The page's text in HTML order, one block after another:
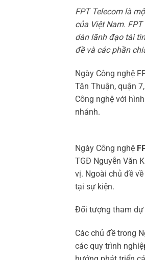
FPT Telecom là
của Việt Nam.
dàn lãnh đạo tài
đề và các phần
Ngày Công nghệ
Tân Thuận, quận
Công nghệ với
nhánh.
Ngày Công nghệ
TGĐ Nguyễn Văn
vị. Ngoài chủ đề
tại sự kiện.
Đối tượng tham dự
Các chủ đề trong
các quy trình